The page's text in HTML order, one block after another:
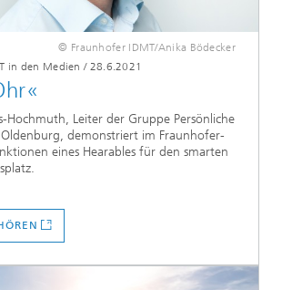
© Fraunhofer IDMT/Anika Bödecker
in den Medien / 28.6.2021
Hochmuth, Leiter der Gruppe Persönliche
Oldenburg, demonstriert im Fraunhofer-
eines Hearables für den smarten